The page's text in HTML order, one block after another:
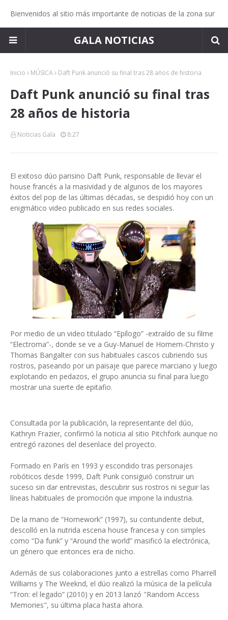
Bienvenidos al sitio más importante de noticias de la zona sur
GALA NOTICIAS
Inicio MÚSICA Daft Punk anunció su final tras 28 años de historia
Daft Punk anunció su final tras
28 años de historia
Noticias Gala 8:27
El exitoso dúo parisino Daft Punk, responsable de llevar el
house francés a la masividad y de algunos de los mayores
éxitos del pop de las últimas décadas, se despidió hoy con un
enigmático video publicado en sus redes sociales.
Por medio de un video titulado “Epílogo” -extraído de su filme
“Electroma”-, donde se ve a Guy-Manuel de Homem-Christo y
Thomas Bangalter con sus habituales cascos cubriendo sus
rostros, paseando por un paisaje que parece marciano y luego
explotando en pedazos, el grupo anuncia su final para luego
mostrar una suerte de epitafio.
Consultada por la publicación, la representante del dúo,
Kathryn Frazier, confirmó la noticia al sitio Pitchfork aunque no
entregó razones del desenlace del proyecto.
Formado en París en 1993 y escondido tras personajes
robóticos desde 1999, Daft Punk consiguió construir un
suceso sin dar entrevistas, descubrir sus rostros ni seguir las
líneas habituales de promoción que impone la industria.
De la mano de “Homework” (1997), su contundente debut,
descolló en la nutrida escena house francesa y con simples
como “Da funk” y “Around the world” masificó la electrónica,
un género que entonces era de nicho.
Además de sus colaboraciones junto a estrellas como Pharrell
Williams y The Weeknd, el dúo realizó la música de la película
“Tron: el legado” (2010) y en 2013 lanzó "Random Access
Memories", su última placa hasta ahora.